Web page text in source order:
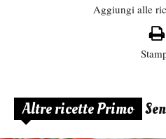
Aggiungi alle
Altre ricette Primo